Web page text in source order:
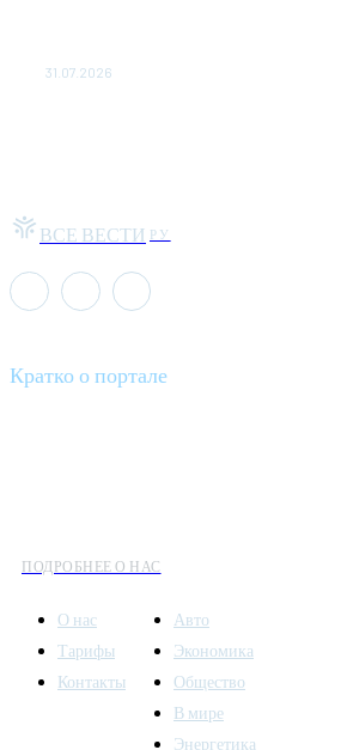
31.07.2026
ВСЕ ВЕСТИ РУ
Кратко о портале
ПОДРОБНЕЕ О НАС
О нас
Тарифы
Контакты
Авто
Экономика
Общество
В мире
Энергетика